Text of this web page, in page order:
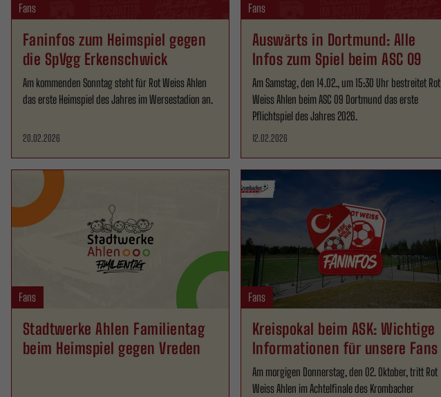
Fans
Faninfos zum Heimspiel gegen
die SpVgg Erkenschwick
Am kommenden Sonntag steht für Rot Weiss Ahlen
das erste Heimspiel des Jahres im Wersestadion an.
20.02.2026
Fans
Auswärts in Dortmund: Alle
Infos zum Spiel beim ASC 09
Am Samstag, den 14.02., um 15:30 Uhr bestreitet Rot
Weiss Ahlen beim ASC 09 Dortmund das erste
Pflichtspiel des Jahres 2026.
12.02.2026
Fans
Stadtwerke Ahlen Familientag
beim Heimspiel gegen Vreden
Fans
Kreispokal beim ASK: Wichtige
Informationen für unsere Fans
Am morgigen Donnerstag, den 02. Oktober, tritt Rot
Weiss Ahlen im Achtelfinale des Krombacher